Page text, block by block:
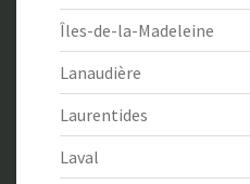
Îles-de-la-Madeleine
Lanaudière
Laurentides
Laval